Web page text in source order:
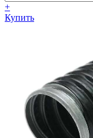
+
Купить